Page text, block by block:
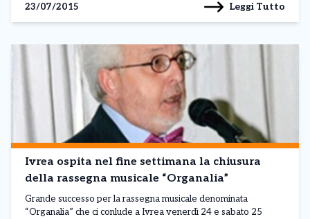
23/07/2015
Leggi Tutto
Ivrea ospita nel fine settimana la chiusura
della rassegna musicale “Organalia”
Grande successo per la rassegna musicale denominata
“Organalia” che ci conlude a Ivrea venerdì 24 e sabato 25